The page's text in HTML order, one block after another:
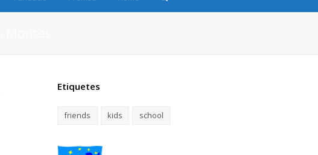
Etiquetes
friends kids school